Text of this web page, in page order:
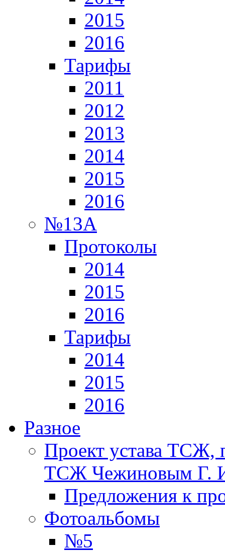
2015
2016
Тарифы
2011
2012
2013
2014
2015
2016
№13А
Протоколы
2014
2015
2016
Тарифы
2014
2015
2016
Разное
Проект устава ТСЖ,
ТСЖ Чежиновым Г.
Предложения к
Фотоальбомы
№5